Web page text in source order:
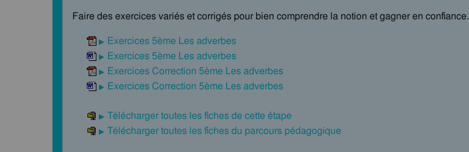
Faire des exercices variés et corrigés pour bien comprendre la notion et gagner en confiance.
Exercices 5ème Les adverbes
Exercices 5ème Les adverbes
Exercices Correction 5ème Les adverbes
Exercices Correction 5ème Les adverbes
Télécharger toutes les fiches de cette étape
Télécharger toutes les fiches du parcours pédagogique